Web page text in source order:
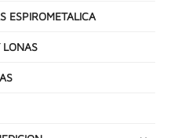
ESPIROMETALICA
LONAS